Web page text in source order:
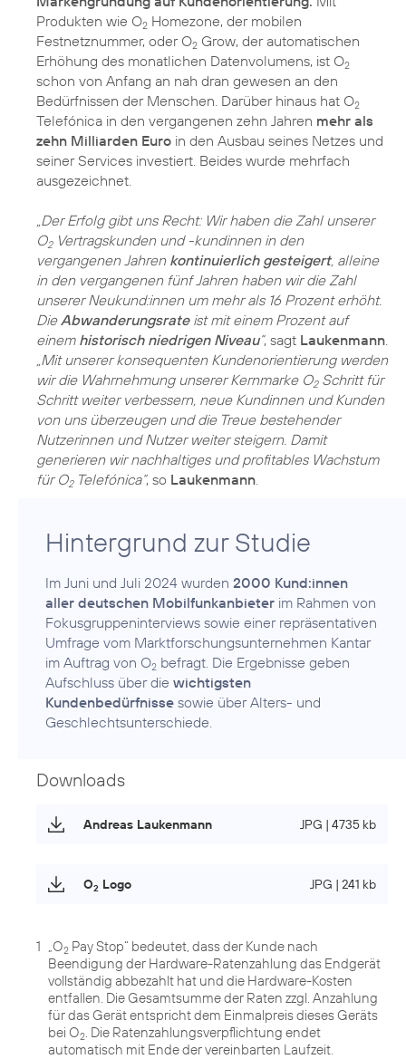
Produkten wie O2 Homezone, der mobilen
Festnetznummer, oder O2 Grow, der automatischen
Erhöhung des monatlichen Datenvolumens, ist O2
schon von Anfang an nah dran gewesen an den
Bedürfnissen der Menschen. Darüber hinaus hat O2
Telefónica in den vergangenen zehn Jahren mehr als
zehn Milliarden Euro in den Ausbau seines Netzes und
seiner Services investiert. Beides wurde mehrfach
ausgezeichnet.
„Der Erfolg gibt uns Recht: Wir haben die Zahl unserer
O2Vertragskunden und -kundinnen in den
vergangenen Jahren kontinuierlich gesteigert, alleine
in den vergangenen fünf Jahren haben wir die Zahl
unserer Neukund:innen um mehr als 16 Prozent erhöht.
DieAbwanderungsrateist mit einem Prozent auf
einem historisch niedrigen Niveau“, sagt Laukenmann
„Mit unserer konsequenten Kundenorientierung werden
wir die Wahrnehmung unserer Kernmarke O2Schritt für
Schritt weiter verbessern, neue Kundinnen und Kunden
von uns überzeugen und die Treue bestehender
Nutzerinnen und Nutzer weiter steigern. Damit
generieren wir nachhaltiges und profitables Wachstum
für O2Telefónica“, so Laukenmann
Hintergrund zur Studie
Im Juni und Juli 2024 wurden 2000 Kund:innen
aller deutschen Mobilfunkanbieter im Rahmen von
Fokusgruppeninterviews sowie einer repräsentativen
Umfrage vom Marktforschungsunternehmen Kantar
im Auftrag von O2 befragt. Die Ergebnisse geben
Aufschluss über die wichtigsten
Kundenbedürfnisse sowie über Alters- und
Geschlechtsunterschiede.
Downloads
Andreas Laukenmann JPG | 4735 kb
O2 Logo JPG | 241 kb
1 „O2 Pay Stop“ bedeutet, dass der Kunde nach
Beendigung der Hardware-Ratenzahlung das Endgerät
vollständig abbezahlt hat und die Hardware-Kosten
entfallen. Die Gesamtsumme der Raten zzgl. Anzahlung
für das Gerät entspricht dem Einmalpreis dieses Geräts
bei O2 . Die Ratenzahlungsverpflichtung endet
automatisch mit Ende der vereinbarten Laufzeit.